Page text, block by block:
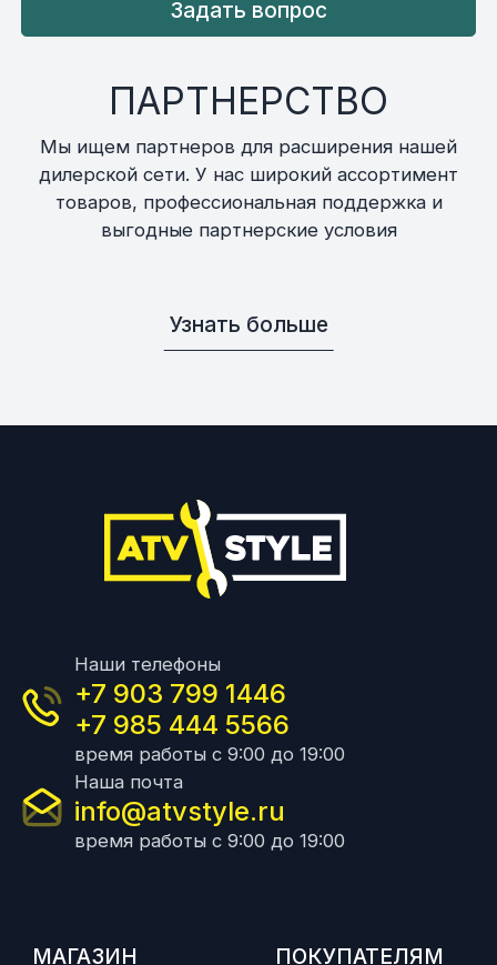
Задать вопрос
ПАРТНЕРСТВО
Мы ищем партнеров для расширения нашей
дилерской сети. У нас широкий ассортимент
товаров, профессиональная поддержка и
выгодные партнерские условия
Узнать больше
Наши телефоны
+7 903 799 1446
+7 985 444 5566
время работы с 9:00 до 19:00
Наша почта
info@atvstyle.ru
время работы с 9:00 до 19:00
МАГАЗИН ПОКУПАТЕЛЯМ